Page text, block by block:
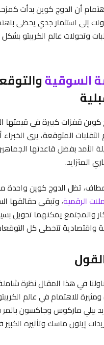
أن الدوج كوين بدأت
إلى استثمار جدي يحظى
وتحولات عالم الكريبتو بشكل
السوقية
قفزات كبيرة في قيمتها
التقلبات المتوقعة، يرى
الأمد بفضل قاعدتها
المتزايد.
تظل الدوج كوين واحدة من
الرقمية، وتبقى حقائقها
والمجتمع يمكنهما تحويل
واقتصادية تتخطى كل
في هذا المقال نظرة
للاهتمام في عالم
إيلون ماسك وتأثيره